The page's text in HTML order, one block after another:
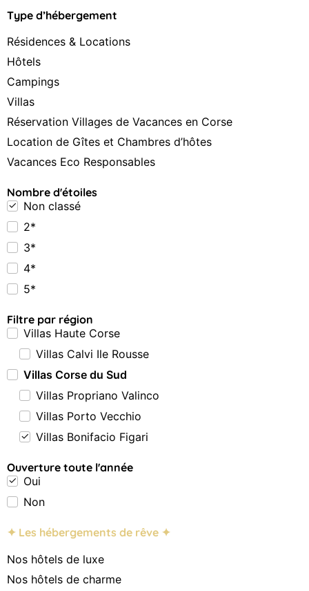
Type d’hébergement
Résidences & Locations
Hôtels
Campings
Villas
Réservation Villages de Vacances en Corse
Location de Gîtes et Chambres d’hôtes
Vacances Eco Responsables
Nombre d'étoiles
Non classé
2*
3*
4*
5*
Filtre par région
Villas Haute Corse
Villas Calvi Ile Rousse
Villas Corse du Sud
Villas Propriano Valinco
Villas Porto Vecchio
Villas Bonifacio Figari
Ouverture toute l'année
Oui
Non
✦ Les hébergements de rêve ✦
Nos hôtels de luxe
Nos hôtels de charme